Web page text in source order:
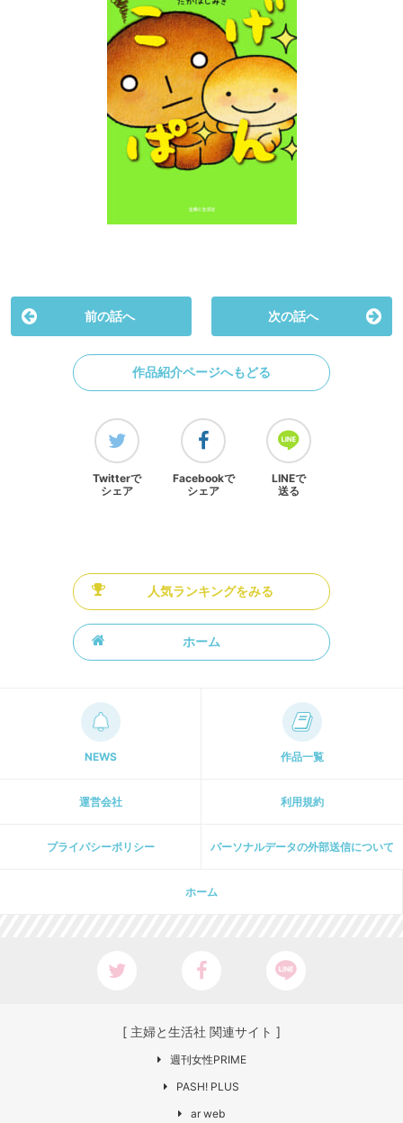
前の話へ 次の話へ
作品紹介ページへもどる
Twitterで
シェア
Facebookで
シェア
LINEで
送る
人気ランキングをみる
ホーム
NEWS 作品一覧
運営会社 利用規約
プライパシーポリシー パーソナルデータの外部送信について
ホーム
[ 主婦と生活社 関連サイト ]
週刊女性PRIME
PASH! PLUS
ar web